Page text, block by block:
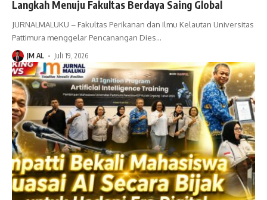
Langkah Menuju Fakultas Berdaya Saing Global
JURNALMALUKU – Fakultas Perikanan dan Ilmu Kelautan Universitas
Pattimura menggelar Pencanangan Dies…
JM AL Juli 19, 2026